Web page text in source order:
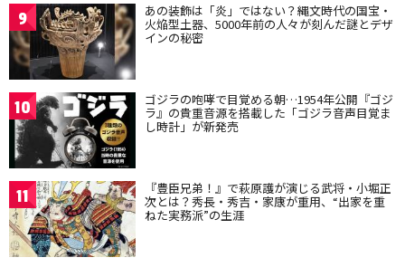
9 あの装飾は「炎」ではない？縄文時代の国宝・
火焔型土器、5000年前の人々が刻んだ謎とデザ
インの秘密
10 ゴジラの咆哮で目覚める朝…1954年公開『ゴジ
ラ』の貴重音源を搭載した「ゴジラ音声目覚ま
し時計」が新発売
11 『豊臣兄弟！』で萩原護が演じる武将・小堀正
次とは？秀長・秀吉・家康が重用、“出家を重
ねた実務派”の生涯